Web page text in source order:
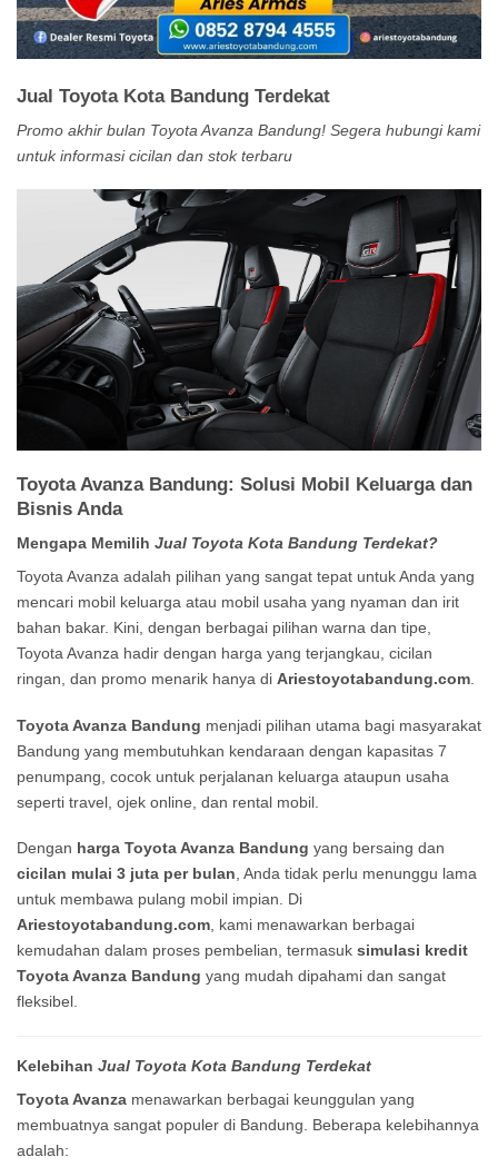
Jual Toyota Kota Bandung Terdekat
Promo akhir bulan Toyota Avanza Bandung! Segera hubungi kami
untuk informasi cicilan dan stok terbaru
Toyota Avanza Bandung: Solusi Mobil Keluarga dan
Bisnis Anda
Mengapa Memilih Jual Toyota Kota Bandung Terdekat?
Toyota Avanza adalah pilihan yang sangat tepat untuk Anda yang
mencari mobil keluarga atau mobil usaha yang nyaman dan irit
bahan bakar. Kini, dengan berbagai pilihan warna dan tipe,
Toyota Avanza hadir dengan harga yang terjangkau, cicilan
ringan, dan promo menarik hanya di Ariestoyotabandung.com
Toyota Avanza Bandung menjadi pilihan utama bagi masyarakat
Bandung yang membutuhkan kendaraan dengan kapasitas 7
penumpang, cocok untuk perjalanan keluarga ataupun usaha
seperti travel, ojek online, dan rental mobil.
Dengan harga Toyota Avanza Bandung yang bersaing dan
cicilan mulai 3 juta per bulan, Anda tidak perlu menunggu lama
untuk membawa pulang mobil impian. Di
Ariestoyotabandung.com, kami menawarkan berbagai
kemudahan dalam proses pembelian, termasuk simulasi kredit
Toyota Avanza Bandung yang mudah dipahami dan sangat
fleksibel.
Kelebihan Jual Toyota Kota Bandung Terdekat
Toyota Avanza menawarkan berbagai keunggulan yang
membuatnya sangat populer di Bandung. Beberapa kelebihannya
adalah: